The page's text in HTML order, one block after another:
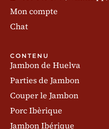
Mon compte
Chat
CONTENU
Jambon de Huelva
Parties de Jambon
Couper le Jambon
Porc Ibèrique
Jambon Ibérique